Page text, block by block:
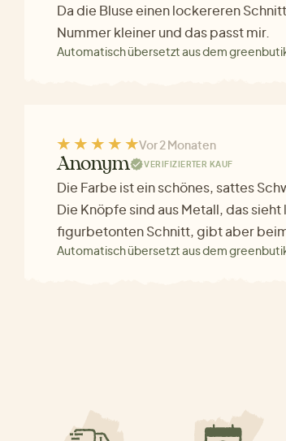
Da die Bluse einen lockereren
Nummer kleiner und das passt mir.
Automatisch übersetzt aus dem
Vor 2 Monaten
Anonym VERIFIZIERTER KAUF
Die Farbe ist ein schönes, sattes
Die Knöpfe sind aus Metall, das sieht
figurbetonten Schnitt, gibt aber
Automatisch übersetzt aus dem